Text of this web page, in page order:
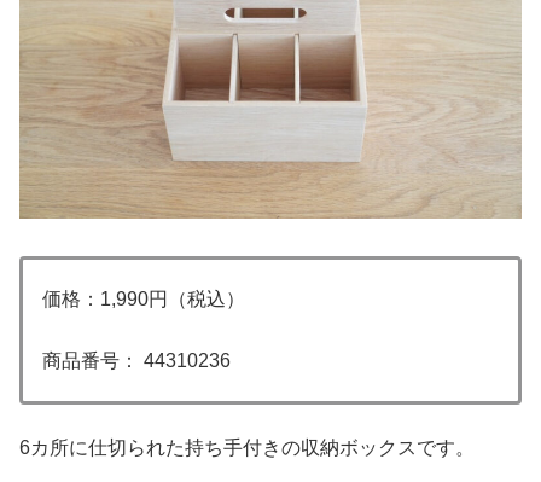
価格：1,990円（税込）
商品番号： 44310236
6カ所に仕切られた持ち手付きの収納ボックスです。